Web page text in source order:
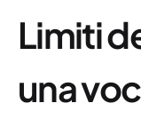
Limiti
una